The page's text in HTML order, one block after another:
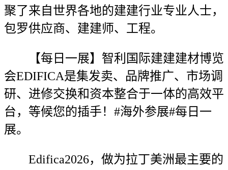
聚了来自世界各地的建建行业专业人士，
包罗供应商、建建师、工程。
【每日一展】智利国际建建建材博览
会EDIFICA是集发卖、品牌推广、市场调
研、进修交换和资本整合于一体的高效平
台，等候您的插手！#海外参展#每日一
展。
Edifica2026，做为拉丁美洲最主要的